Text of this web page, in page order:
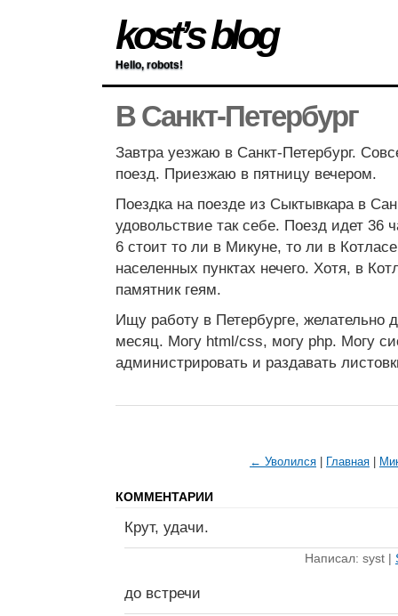
kost’s blog
Hello, robots!
В Санкт-Петербург
Завтра уезжаю в Санкт-Петербург.
поезд. Приезжаю в пятницу вечером.
Поездка на поезде из Сыктывкара в
удовольствие так себе. Поезд идет 36
6 стоит то ли в Микуне, то ли в
населенных пунктах нечего. Хотя, в
памятник геям.
Ищу работу в Петербурге, желательно
месяц. Могу html/css, могу php. Могу
администрировать и раздавать
← Уволился Главная
КОММЕНТАРИИ
Крут, удачи.
Написал: syst |
до встречи